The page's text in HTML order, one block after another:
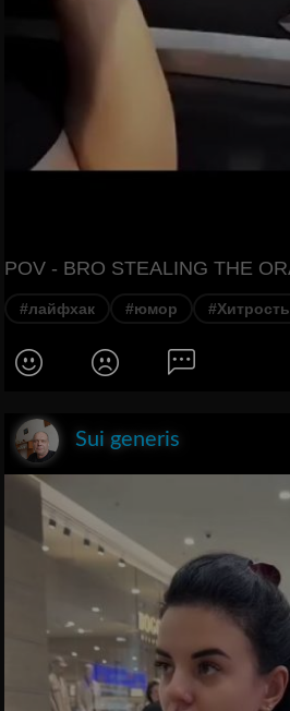
#лайфхак #юмор #Хитрость
Sui generis